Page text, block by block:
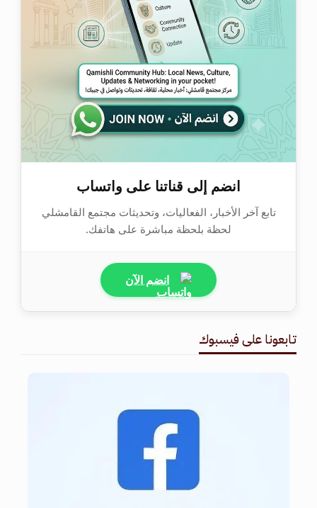
انضم إلى قناتنا على واتساب
تابع آخر الأخبار، الفعاليات، وتحديثات مجتمع القامشلي
لحظة بلحظة مباشرة على هاتفك.
انضم الآن
تابعونا على فيسبوك